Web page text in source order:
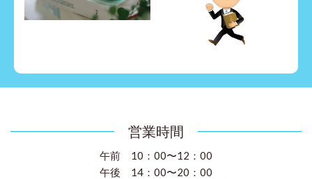
営業時間
午前 10：00〜12：00
午後 14：00〜20：00